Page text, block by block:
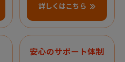
詳しくはこちら
安心のサポート体制